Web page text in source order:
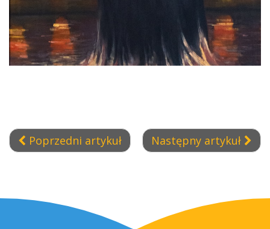
Poprzedni artykuł Następny artykuł